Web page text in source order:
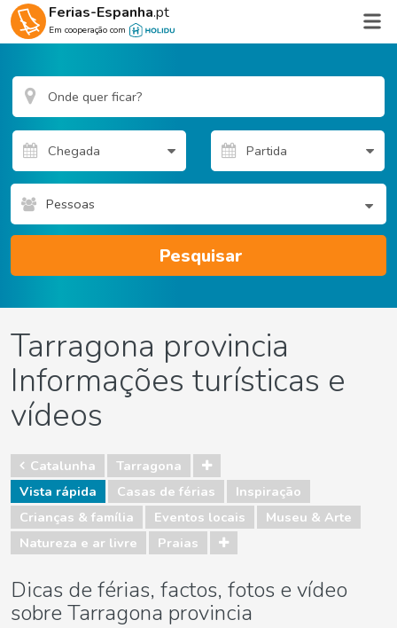
Ferias-Espanha.pt
Em cooperação com
Pessoas
Pesquisar
Tarragona provincia
Informações turísticas e
vídeos
Catalunha
Tarragona
Vista rápida
Casas de férias
Inspiração
Crianças & família
Eventos locais
Museu & Arte
Natureza e ar livre
Praias
Dicas de férias, factos, fotos e vídeo
sobre Tarragona provincia